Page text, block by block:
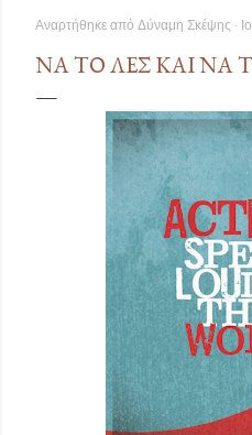
Αναρτήθηκε από Δύναμη Σκέψης
ΝΑ ΤΟ ΛΕΣ ΚΑΙ ΝΑ